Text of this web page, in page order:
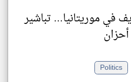
في موريتانيا... تباشير
Politics